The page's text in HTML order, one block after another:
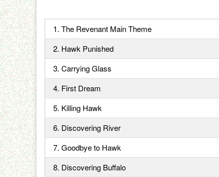
1. The Revenant Main Theme
2. Hawk Punished
3. Carrying Glass
4. First Dream
5. Killing Hawk
6. Discovering River
7. Goodbye to Hawk
8. Discovering Buffalo